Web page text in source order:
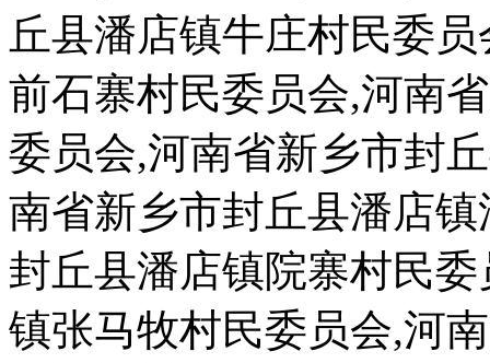
丘县潘店镇牛庄村民委
前石寨村民委员会,河南
委员会,河南省新乡市封
南省新乡市封丘县潘店
封丘县潘店镇院寨村民
镇张马牧村民委员会,河